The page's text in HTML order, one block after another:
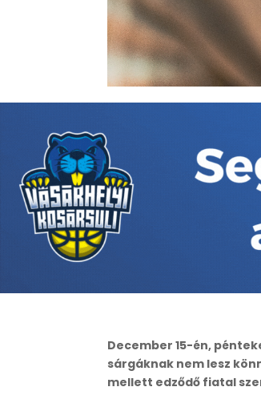
December 15-én,
sárgáknak nem lesz
mellett edződő fiatal